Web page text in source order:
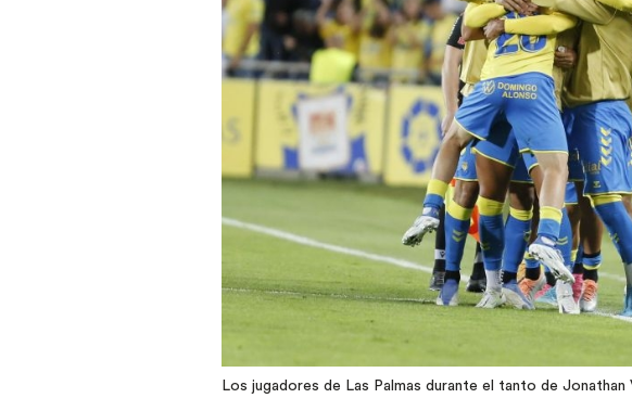
Los jugadores de Las Palmas durante el tanto de Jonathan